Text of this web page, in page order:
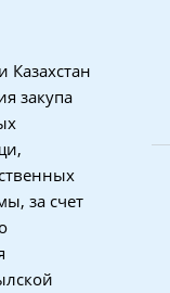
Казахстан
закупа
за счет